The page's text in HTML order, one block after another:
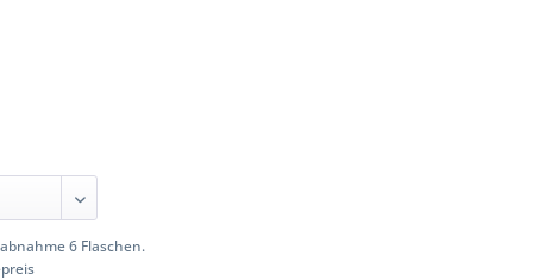
6 Flaschen.